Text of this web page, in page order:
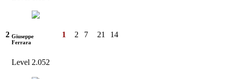
2 Giuseppe
Ferrara
Level 2.052
1 2 7 21 14